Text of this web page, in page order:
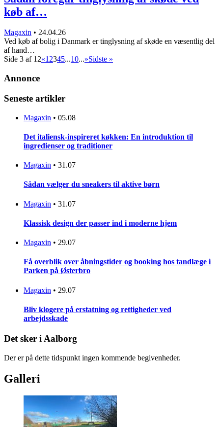
køb af…
Magaxin • 24.04.26
Ved køb af bolig i Danmark er tinglysning af skøde en væsentlig del
af hand…
Side 3 af 12«12345...10...»Sidste »
Annonce
Seneste artikler
Magaxin • 05.08
Det italiensk-inspireret køkken: En introduktion til
ingredienser og traditioner
Magaxin • 31.07
Sådan vælger du sneakers til aktive børn
Magaxin • 31.07
Klassisk design der passer ind i moderne hjem
Magaxin • 29.07
Få overblik over åbningstider og booking hos tandlæge i
Parken på Østerbro
Magaxin • 29.07
Bliv klogere på erstatning og rettigheder ved
arbejdsskade
Det sker i Aalborg
Der er på dette tidspunkt ingen kommende begivenheder.
Galleri